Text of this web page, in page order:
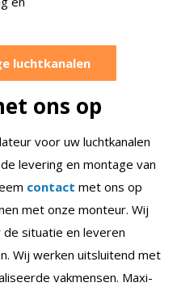
luchtkanalen
ons op
voor uw luchtkanalen
levering en montage van
contact met ons op
met onze monteur. Wij
de situatie en leveren
Wij werken uitsluitend met
vakmensen. Maxi-